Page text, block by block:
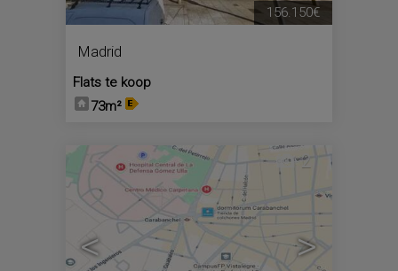
Madrid
Flats te koop
73m²
156.150€
< >
2